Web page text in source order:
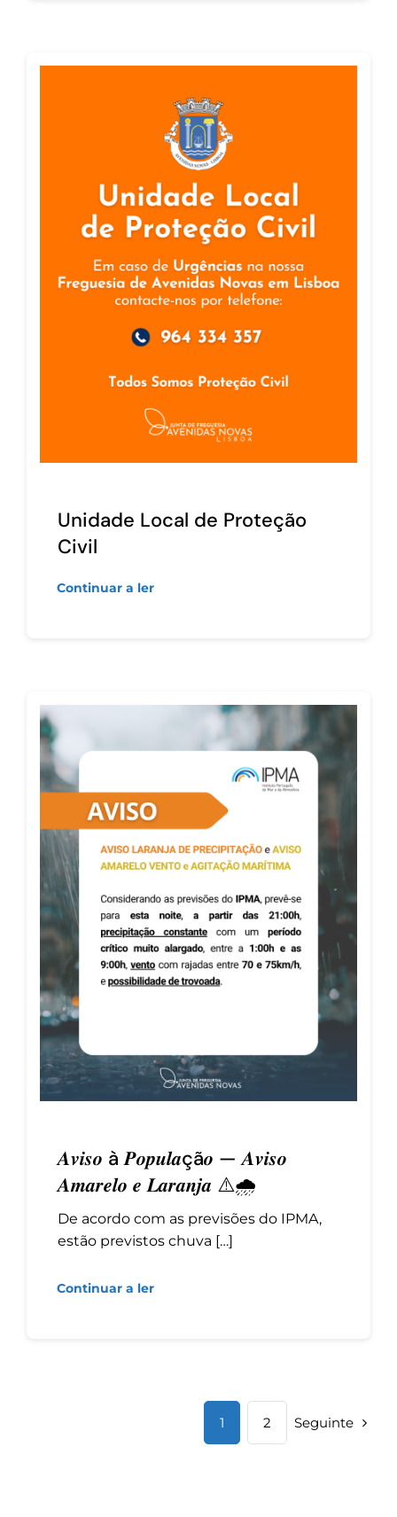
Unidade Local de Proteção
Civil
Continuar a ler
𝑨𝒗𝒊𝒔𝒐 à 𝑷𝒐𝒑𝒖𝒍𝒂çã𝒐 — 𝑨𝒗𝒊𝒔𝒐
𝑨𝒎𝒂𝒓𝒆𝒍𝒐 𝒆 𝑳𝒂𝒓𝒂𝒏𝒋𝒂 ⚠️🌧️
De acordo com as previsões do IPMA,
estão previstos chuva […]
Continuar a ler
1 2 Seguinte